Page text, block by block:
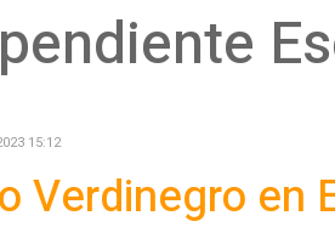
15:12
Verdinegro en